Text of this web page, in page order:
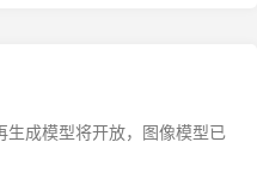
生成模型将开放，图像模型已